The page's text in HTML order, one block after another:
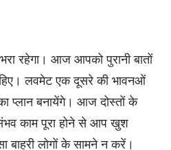
रहेगा। आज आपको पुरानी बातों
लवमेट एक दूसरे की भावनओं
प्लान बनायेंगे। आज दोस्तों के
काम पूरा होने से आप खुश
बाहरी लोगों के सामने न करें।